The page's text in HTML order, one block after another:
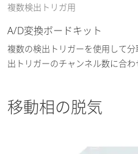
複数検出トリガ用
A/D変換ボードキット
複数の検出トリガーを使用して
出トリガーのチャンネル数に合わ
移動相の脱気